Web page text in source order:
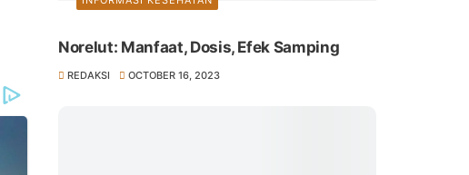
Norelut: Manfaat, Dosis, Efek Samping
REDAKSI OCTOBER 16, 2023